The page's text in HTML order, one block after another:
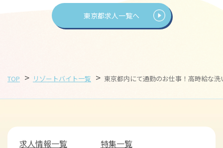
東京都求人一覧へ
TOP > リゾートバイト一覧 > 東京都内にて通勤のお仕事！高時給な洗
求人情報一覧
特集一覧